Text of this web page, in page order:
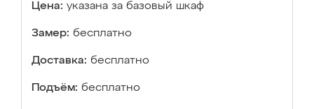
Цена: указана за базовый шкаф
Замер: бесплатно
Доставка: бесплатно
Подъём: бесплатно